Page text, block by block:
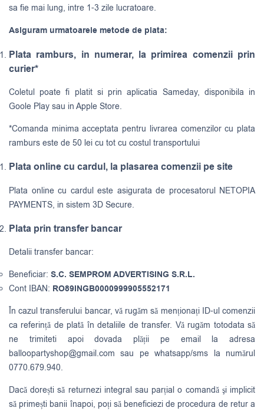
sa fie mai lung, intre 1-3 zile lucratoare.
Asiguram urmatoarele metode de plata:
Plata ramburs, in numerar, la primirea comenzii prin
curier*
Coletul poate fi platit si prin aplicatia Sameday, disponibila in
Goole Play sau in Apple Store.
*Comanda minima acceptata pentru livrarea comenzilor cu plata
ramburs este de 50 lei cu tot cu costul transportului
Plata online cu cardul, la plasarea comenzii pe site
Plata online cu cardul este asigurata de procesatorul NETOPIA
PAYMENTS, in sistem 3D Secure.
Plata prin transfer bancar
Detalii transfer bancar:
Beneficiar: S.C. SEMPROM ADVERTISING S.R.L.
Cont IBAN: RO89INGB0000999905552171
În cazul transferului bancar, vă rugăm să menționați ID-ul comenzii
ca referință de plată în detaliile de transfer. Vă rugăm totodata să
ne trimiteti apoi dovada plății pe email la adresa
balloopartyshop@gmail.com sau pe whatsapp/sms la numărul
0770.679.940.
Dacă dorești să returnezi integral sau parțial o comandă şi implicit
să primești banii înapoi, poți să beneficiezi de procedura de retur a